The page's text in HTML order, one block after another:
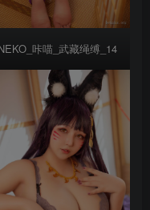
咔喵_武藏绳缚_14